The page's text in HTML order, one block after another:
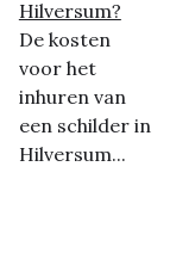
Hilversum?
De kosten
voor het
inhuren van
een schilder in
Hilversum...